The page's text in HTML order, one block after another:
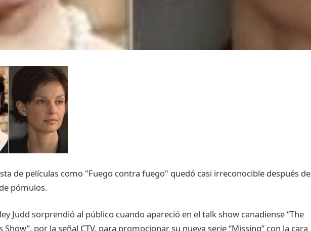
de películas como "Fuego contra fuego" quedó casi irreconocible después de
pómulos.
Judd sorprendió al público cuando apareció en el talk show canadiense “The
Show”, por la señal CTV, para promocionar su nueva serie “Missing” con la cara